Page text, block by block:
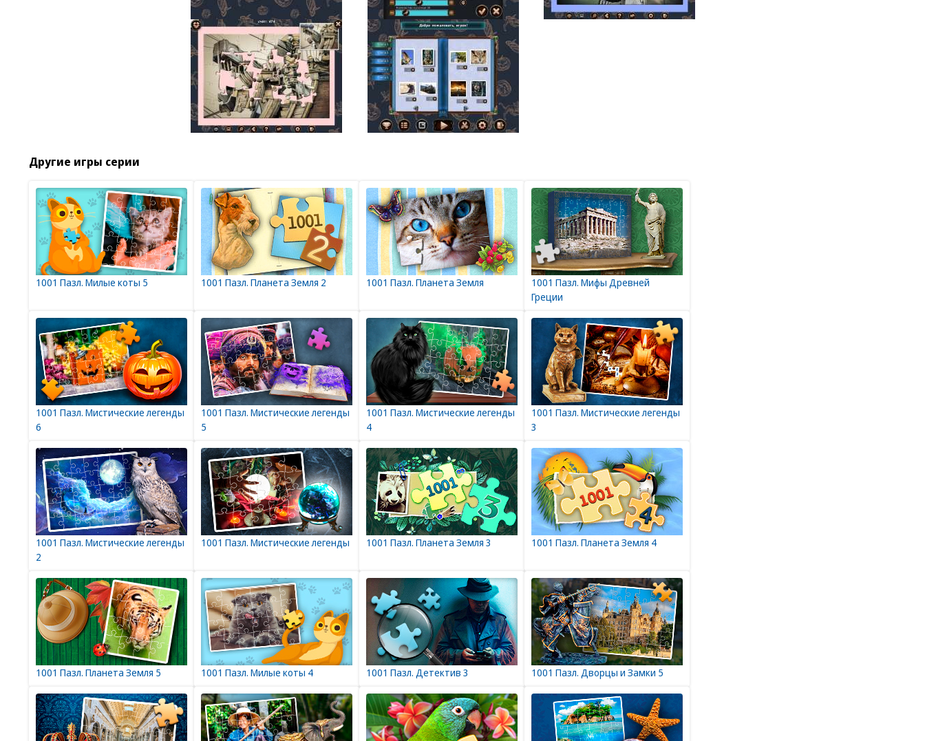
Другие игры серии
1001 Пазл. Милые коты 5 1001 Пазл. Планета Земля 2 1001 Пазл. Планета Земля
1001 Пазл. Мифы Древней
Греции
1001 Пазл. Мистические легенды
6
1001 Пазл. Мистические легенды
5
1001 Пазл. Мистические легенды
4
1001 Пазл. Мистические легенды
3
1001 Пазл. Мистические легенды
2
1001 Пазл. Мистические легенды 1001 Пазл. Планета Земля 3 1001 Пазл. Планета Земля 4
1001 Пазл. Планета Земля 5 1001 Пазл. Милые коты 4 1001 Пазл. Детектив 3 1001 Пазл. Дворцы и Замки 5